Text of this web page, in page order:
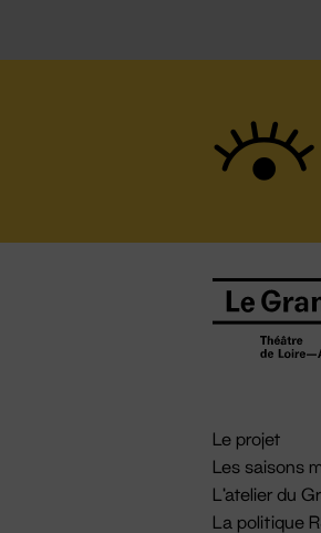
Le projet
Les saisons
L'atelier du
La politique